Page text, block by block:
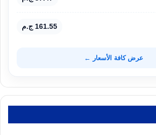
161.55 ج.م
عرض كافة الأسعار ←